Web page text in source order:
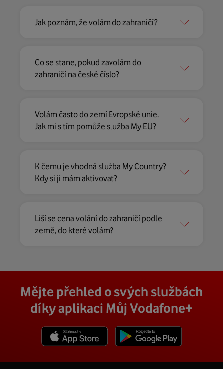
Jak poznám, že volám do zahraničí?
Co se stane, pokud zavolám do
zahraničí na české číslo?
Volám často do zemí Evropské unie.
Jak mi s tím pomůže služba My EU?
K čemu je vhodná služba My Country?
Kdy si ji mám aktivovat?
Liší se cena volání do zahraničí podle
země, do které volám?
Mějte přehled o svých službách
díky aplikaci Můj Vodafone+